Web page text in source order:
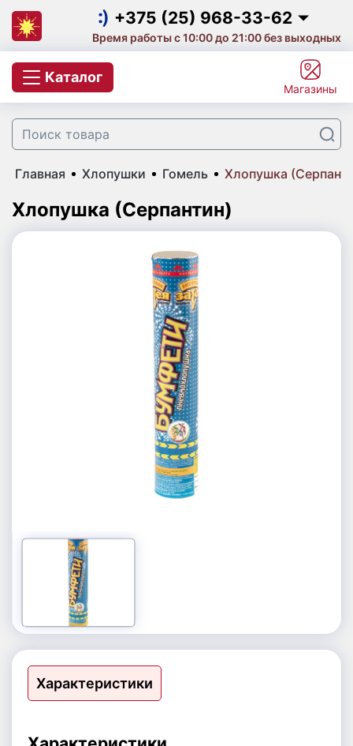
+375 (25) 968-33-62
+375 (25) 968-33-62
+375 (29) 657-10-53
+375 (33) 660-07-57
Время работы с 10:00 до 21:00 без выходных
Каталог
Магазины
Главная Хлопушки Гомель Хлопушка
Хлопушка (Серпантин)
Характеристики
Салют на корпоратив
Фейерверки и салюты
Цветной дым
Свечи для торта с фейерверком
Бенгальские огни
Небесные фонарики
Фаера | Фальшфейеры
Петарды, шутихи
Фестивальные шары